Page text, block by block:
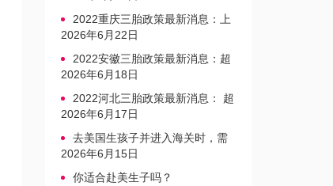
2022重庆三胎政策最新消息：上
户口、办准生证指南
2026年6月22日
2022安徽三胎政策最新消息：超
生家庭罚款标准更新
2026年6月18日
2022河北三胎政策最新消息： 超
生三孩不再缴纳社会抚养费
2026年6月17日
去美国生孩子并进入海关时，需
要注意的事项是什么？
2026年6月15日
你适合赴美生子吗？